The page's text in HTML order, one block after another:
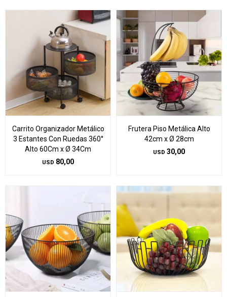
Carrito Organizador Metálico
3 Estantes Con Ruedas 360°
Alto 60Cm x Ø 34Cm
USD 80,00
Frutera Piso Metálica Alto
42cm x Ø 28cm
USD 30,00